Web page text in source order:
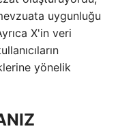
uygunluğu
X'in veri
yönelik